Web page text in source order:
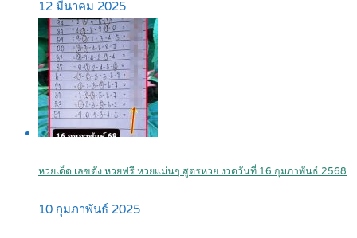
12 มีนาคม 2025
หวยเด็ด เลขดัง หวยฟรี หวยแม่นๆ สูตรหวย งวดวันที่ 16 กุมภาพันธ์ 2568
10 กุมภาพันธ์ 2025